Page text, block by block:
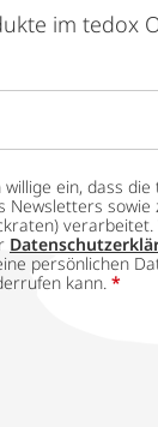
im tedox
willige ein, dass
Newsletters sowie
persönlichen
kann. *